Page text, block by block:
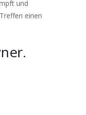
und
einen